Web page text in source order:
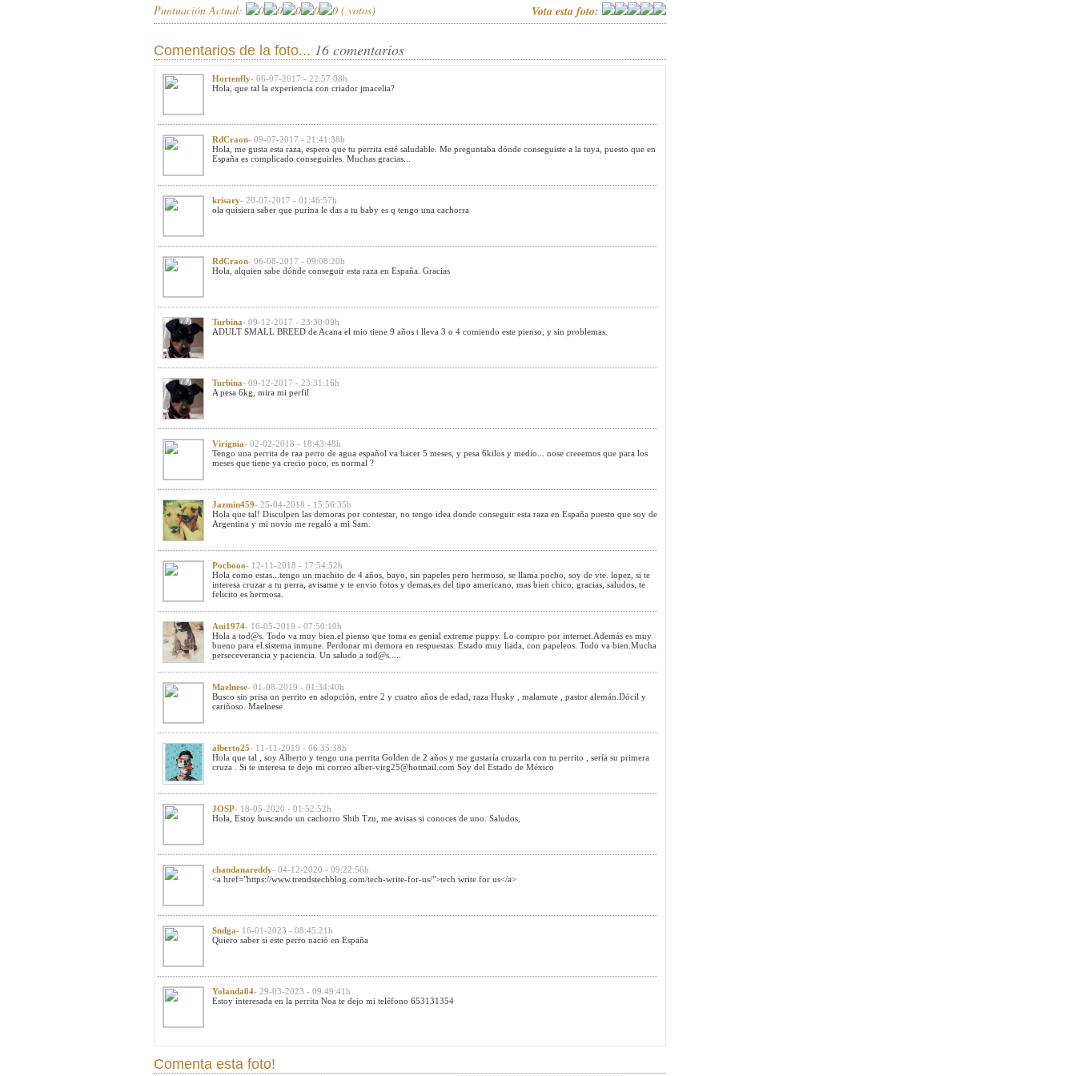
Puntuación Actual: ( votos) Vota esta foto:
Comentarios de la foto... 16 comentarios
Hortenfly- 06-07-2017 - 22:57:08h
Hola, que tal la experiencia con criador jmacelia?
RdCraon- 09-07-2017 - 21:41:38h
Hola, me gusta esta raza, espero que tu perrita esté saludable. Me preguntaba dónde conseguiste a la tuya, puesto que en
España es complicado conseguirles. Muchas gracias...
krisary- 20-07-2017 - 01:46:57h
ola quisiera saber que purina le das a tu baby es q tengo una cachorra
RdCraon- 06-08-2017 - 09:08:20h
Hola, alquien sabe dónde conseguir esta raza en España. Gracias
Turbina- 09-12-2017 - 23:30:09h
ADULT SMALL BREED de Acana el mio tiene 9 años t lleva 3 o 4 comiendo este pienso, y sin problemas.
Turbina- 09-12-2017 - 23:31:16h
A pesa 6kg, mira mi perfil
Virignia- 02-02-2018 - 18:43:48h
Tengo una perrita de raa perro de agua español va hacer 5 meses, y pesa 6kilos y medio... nose creeemos que para los
meses que tiene ya crecio poco, es normal ?
Jazmin459- 25-04-2018 - 15:56:35h
Hola que tal! Disculpen las demoras por contestar, no tengo idea donde conseguir esta raza en España puesto que soy de
Argentina y mi novio me regaló a mi Sam.
Pochooo- 12-11-2018 - 17:54:52h
Hola como estas...tengo un machito de 4 años, bayo, sin papeles pero hermoso, se llama pocho, soy de vte. lopez, si te
interesa cruzar a tu perra, avisame y te envio fotos y demas,es del tipo americano, mas bien chico, gracias, saludos, te
felicito es hermosa.
Ani1974- 16-05-2019 - 07:50:10h
Hola a tod@s. Todo va muy bien.el pienso que toma es genial extreme puppy. Lo compro por internet.Además es muy
bueno para el.sistema inmune. Perdonar mi demora en respuestas. Estado muy liada, con papeleos. Todo va bien.Mucha
perseceverancia y paciencia. Un saludo a tod@s.....
Maelnese- 01-08-2019 - 01:34:40h
Busco sin prisa un perrito en adopción, entre 2 y cuatro años de edad, raza Husky , malamute , pastor alemán.Dócil y
cariñoso. Maelnese
alberto25- 11-11-2019 - 06:35:38h
Hola que tal , soy Alberto y tengo una perrita Golden de 2 años y me gustaría cruzarla con tu perrito , sería su primera
cruza . Si te interesa te dejo mi correo alber-virg25@hotmail.com Soy del Estado de México
JOSP- 18-05-2020 - 01:52:52h
Hola, Estoy buscando un cachorro Shih Tzu, me avisas si conoces de uno. Saludos,
chandanareddy- 04-12-2020 - 09:22:56h
<a href="https://www.trendstechblog.com/tech-write-for-us/">tech write for us</a>
Sndga- 16-01-2023 - 08:45:21h
Quiero saber si este perro nació en España
Yolanda84- 29-03-2023 - 09:49:41h
Estoy interesada en la perrita Noa te dejo mi teléfono 653131354
Comenta esta foto!